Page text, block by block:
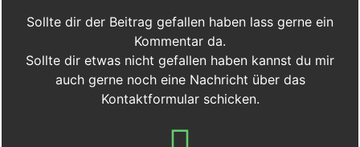
Sollte dir der Beitrag gefallen haben lass gerne ein
Kommentar da.
Sollte dir etwas nicht gefallen haben kannst du mir
auch gerne noch eine Nachricht über das
Kontaktformular schicken.